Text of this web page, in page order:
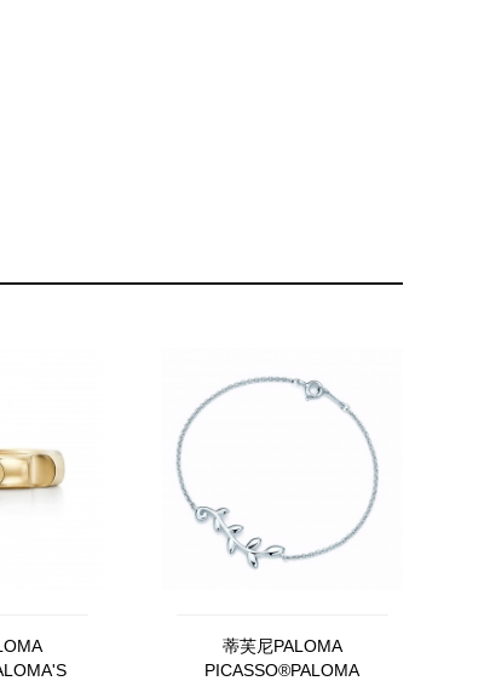
蒂芙尼PALOMA
PICASSO®PALOMA